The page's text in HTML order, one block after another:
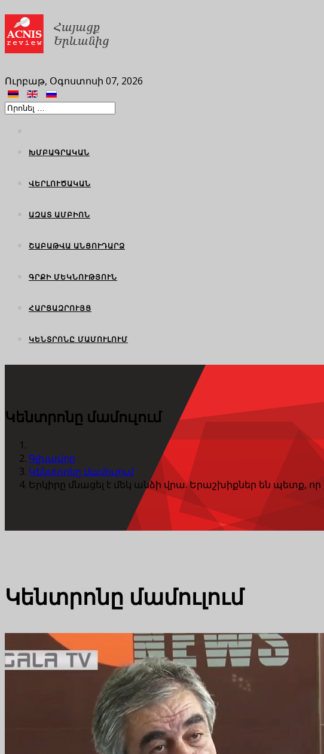
Ուրբաթ, Օգոստոսի 07, 2026
ԽՄԲԱԳՐԱԿԱՆ
ՎԵՐԼՈՒԾԱԿԱՆ
ԱԶԱՏ ԱՄԲԻՈՆ
ՇԱԲԱԹՎԱ ԱՆՑՈՒԴԱՐՁ
ԳՐՔԻ ՄԵԿՆՈՒԹՅՈՒՆ
ՀԱՐՑԱԶՐՈՒՅՑ
ԿԵՆՏՐՈՆԸ ՄԱՄՈՒԼՈՒՄ
Կենտրոնը մամուլում
Գլխավոր
Կենտրոնը մամուլում
Երկիրը մնացել է մեկ անձի վրա. Երաշխիքներ են պետք,
Կենտրոնը մամուլում